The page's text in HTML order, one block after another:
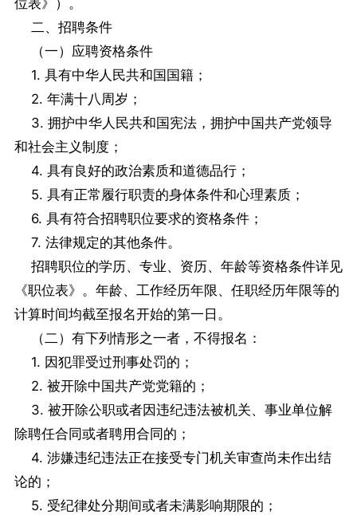
位表》）。
二、招聘条件
（一）应聘资格条件
1. 具有中华人民共和国国籍；
2. 年满十八周岁；
3. 拥护中华人民共和国宪法，拥护中国共产党领导
和社会主义制度；
4. 具有良好的政治素质和道德品行；
5. 具有正常履行职责的身体条件和心理素质；
6. 具有符合招聘职位要求的资格条件；
7. 法律规定的其他条件。
招聘职位的学历、专业、资历、年龄等资格条件详见
《职位表》。年龄、工作经历年限、任职经历年限等的
计算时间均截至报名开始的第一日。
（二）有下列情形之一者，不得报名：
1. 因犯罪受过刑事处罚的；
2. 被开除中国共产党党籍的；
3. 被开除公职或者因违纪违法被机关、事业单位解
除聘任合同或者聘用合同的；
4. 涉嫌违纪违法正在接受专门机关审查尚未作出结
论的；
5. 受纪律处分期间或者未满影响期限的；